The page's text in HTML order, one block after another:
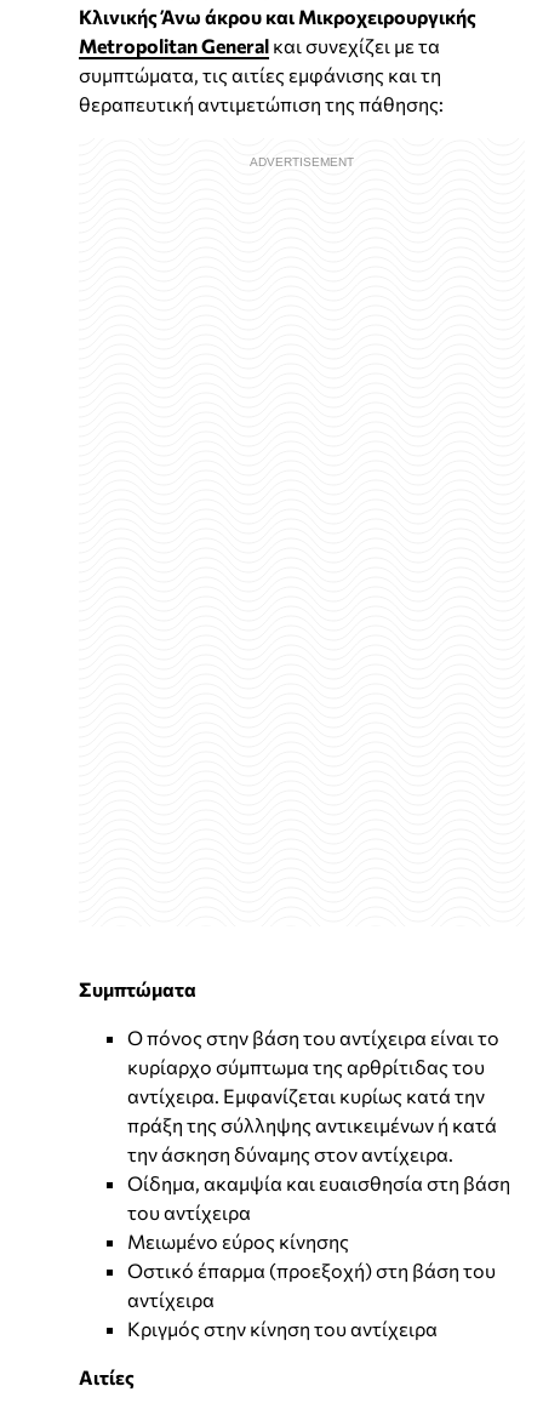
Κλινικής Άνω άκρου και Μικροχειρουργικής
Metropolitan General και συνεχίζει με τα
συμπτώματα, τις αιτίες εμφάνισης και τη
θεραπευτική αντιμετώπιση της πάθησης:
Συμπτώματα
Ο πόνος στην βάση του αντίχειρα είναι το
κυρίαρχο σύμπτωμα της αρθρίτιδας του
αντίχειρα. Εμφανίζεται κυρίως κατά την
πράξη της σύλληψης αντικειμένων ή κατά
την άσκηση δύναμης στον αντίχειρα.
Οίδημα, ακαμψία και ευαισθησία στη βάση
του αντίχειρα
Μειωμένο εύρος κίνησης
Οστικό έπαρμα (προεξοχή) στη βάση του
αντίχειρα
Κριγμός στην κίνηση του αντίχειρα
Αιτίες